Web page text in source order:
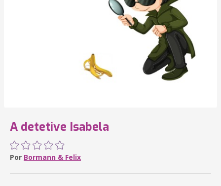
A detetive Isabela
Por Bormann & Felix